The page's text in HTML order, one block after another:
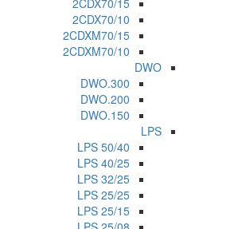
2CDX70/15
2CDX70/10
2CDXM70/15
2CDXM70/10
DWO
DWO.300
DWO.200
DWO.150
LPS
LPS 50/40
LPS 40/25
LPS 32/25
LPS 25/25
LPS 25/15